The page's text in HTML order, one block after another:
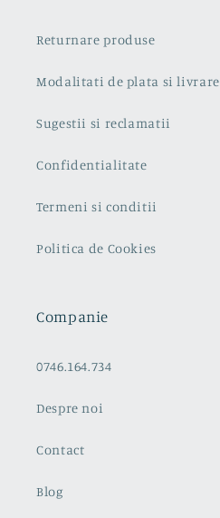
Returnare produse
Modalitati de plata si livrare
Sugestii si reclamatii
Confidentialitate
Termeni si conditii
Politica de Cookies
Companie
0746.164.734
Despre noi
Contact
Blog